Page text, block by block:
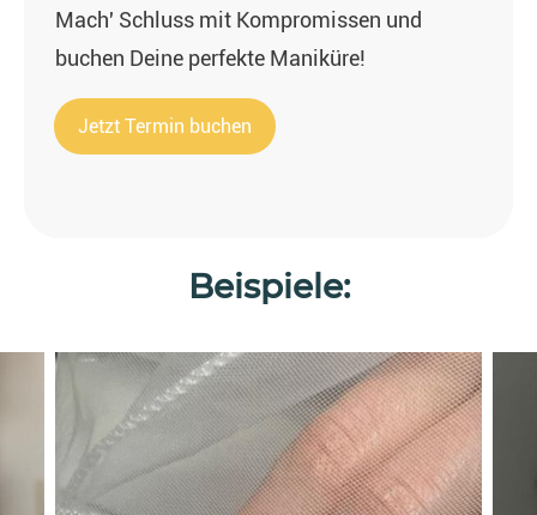
Mach' Schluss mit Kompromissen und
buchen Deine perfekte Maniküre!
Jetzt Termin buchen
Beispiele: